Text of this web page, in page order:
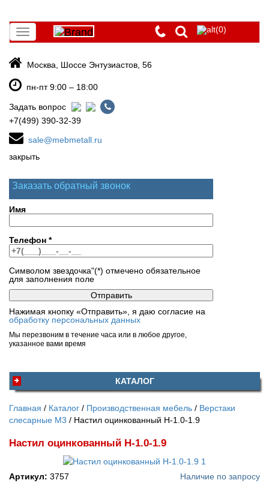
Toggle
navigation
(0)
Москва, Шоссе Энтузиастов, 56
пн-пт 9:00 – 18:00
Задать вопрос
+7(499) 390-32-39
sale@mebmetall.ru
закрыть
Заказать обратный звонок
Имя
Телефон *
Символом звездочка"(*) отмечено обязательное
для заполнения поле
Нажимая кнопку «Отправить», я даю согласие на
обработку персональных данных
Мы перезвоним в течение часа или в любое другое,
указанное вами время
КАТАЛОГ
Главная Каталог Производственная мебель
Верстаки
слесарные М3
Настил оцинкованный Н-1.0-1.9
Настил оцинкованный Н-1.0-1.9
Артикул: 3757 Наличие по запросу